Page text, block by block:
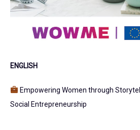
ENGLISH
Empowering Women through
Social Entrepreneurship